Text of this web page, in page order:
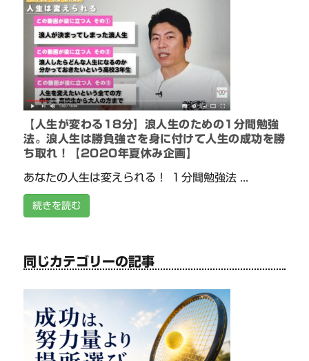
【人生が変わる18分】浪人生のための1分間勉強
法。浪人生は勝負強さを身に付けて人生の成功を勝
ち取れ！【2020年夏休み企画】
あなたの人生は変えられる！ １分間勉強法 ...
続きを読む
同じカテゴリーの記事